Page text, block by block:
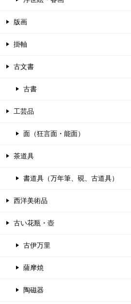
版画
掛軸
古文書
古書
工芸品
面（狂言面・能面）
茶道具
書道具（万年筆、硯、古道具）
西洋美術品
古い花瓶・壺
古伊万里
薩摩焼
陶磁器